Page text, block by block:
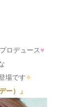
ロデュース♥
場です✧
ー）」